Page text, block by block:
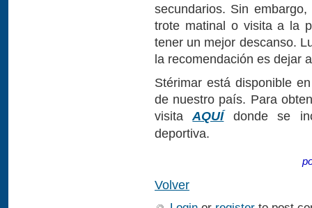
secundarios. Sin
trote matinal o visita a la
tener un mejor descanso.
la recomendación es dejar
Stérimar está disponible
de nuestro país. Para
visitaAQUÍdonde se
deportiva.
Volver